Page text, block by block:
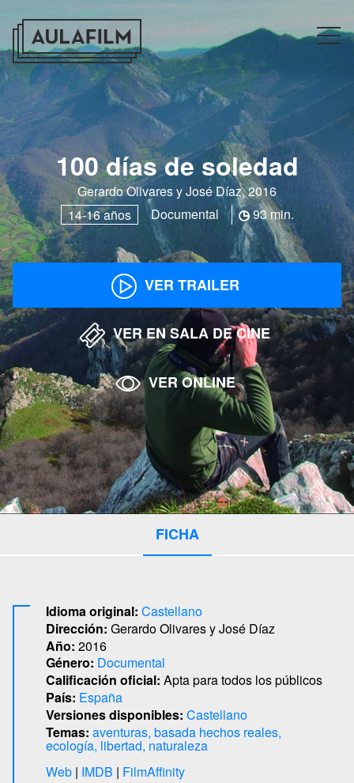
100 días de soledad
Gerardo Olivares y José Díaz, 2016
14-16 años
Documental 93 min.
VER TRAILER
VER EN SALA DE CINE
VER ONLINE
FICHA
Idioma original: Castellano
Dirección: Gerardo Olivares y José Díaz
Año: 2016
Género: Documental
Calificación oficial: Apta para todos los públicos
País: España
Versiones disponibles: Castellano
Temas: aventuras basada hechos reales
ecología libertad naturaleza
Web IMDB
FilmAffinity